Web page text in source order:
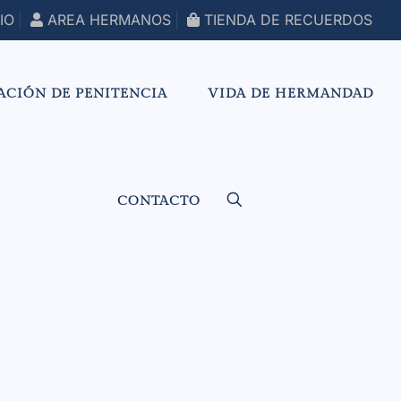
AREA HERMANOS TIENDA DE RECUERDOS
DE PENITENCIA VIDA DE HERMANDAD
CONTACTO